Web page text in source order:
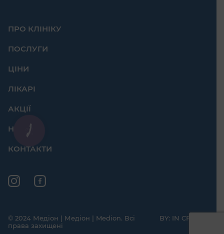
ПРО КЛІНІКУ
ПОСЛУГИ
ЦІНИ
ЛІКАРІ
АКЦІЇ
НОВИНИ
КОНТАКТИ
© 2024 Медiон | Медіон | Medion. Всі
права захищені
BY: IN CREATE
ЗВ'ЯЗКУ